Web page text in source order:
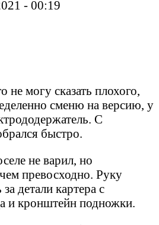
- 00:19
не могу сказать плохого,
сменю на версию, у
С
быстро.
не варил, но
превосходно. Руку
детали картера с
и кронштейн подножки.